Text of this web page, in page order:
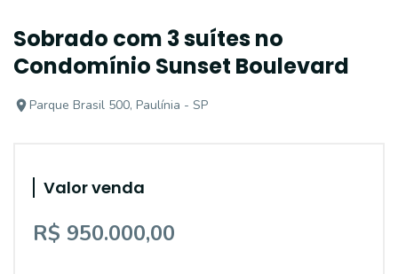
Sobrado com 3 suítes no
Condomínio Sunset Boulevard
Parque Brasil 500, Paulínia - SP
Valor venda
R$ 950.000,00